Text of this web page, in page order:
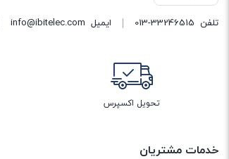
تلفن 013-33246515 ایمیل info@ibitelec.com
تحویل اکسپرس
خدمات مشتریان